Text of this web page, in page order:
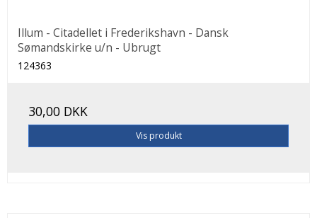
Illum - Citadellet i Frederikshavn - Dansk
Sømandskirke u/n - Ubrugt
124363
30,00 DKK
Vis produkt